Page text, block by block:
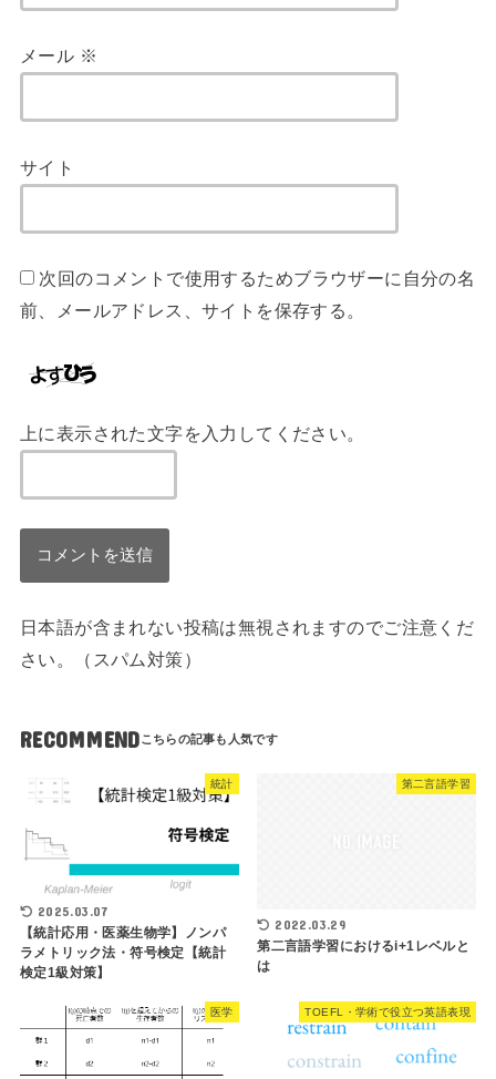
メール ※
サイト
次回のコメントで使用するためブラウザーに自分の名
前、メールアドレス、サイトを保存する。
上に表示された文字を入力してください。
日本語が含まれない投稿は無視されますのでご注意くだ
さい。（スパム対策）
RECOMMEND
統計
2025.03.07
【統計応用・医薬生物学】ノンパ
ラメトリック法・符号検定【統計
検定1級対策】
第二言語学習
2022.03.29
第二言語学習におけるi+1レベルと
は
医学 TOEFL・学術で役立つ英語表現